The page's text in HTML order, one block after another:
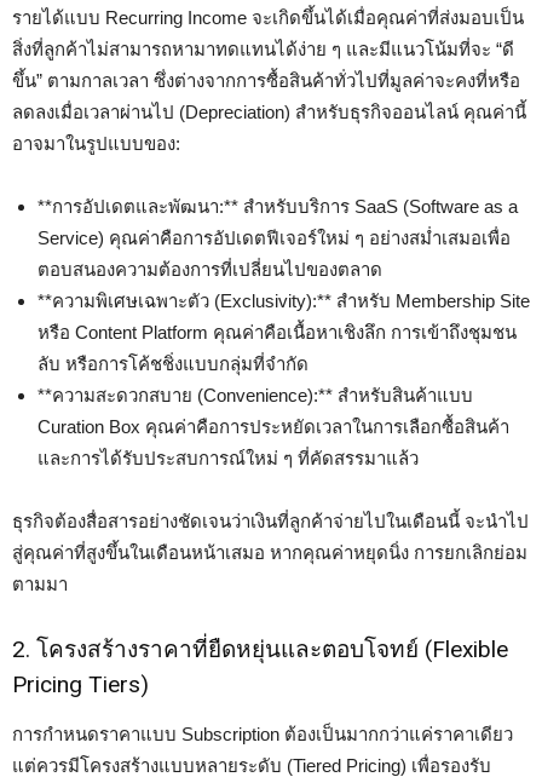
รายได้แบบ Recurring Income จะเกิดขึ้นได้เมื่อคุณค่าที่ส่งมอบเป็น
สิ่งที่ลูกค้าไม่สามารถหามาทดแทนได้ง่าย ๆ และมีแนวโน้มที่จะ “ดี
ขึ้น” ตามกาลเวลา ซึ่งต่างจากการซื้อสินค้าทั่วไปที่มูลค่าจะคงที่หรือ
ลดลงเมื่อเวลาผ่านไป (Depreciation) สำหรับธุรกิจออนไลน์ คุณค่านี้
อาจมาในรูปแบบของ:
**การอัปเดตและพัฒนา:** สำหรับบริการ SaaS (Software as a
Service) คุณค่าคือการอัปเดตฟีเจอร์ใหม่ ๆ อย่างสม่ำเสมอเพื่อ
ตอบสนองความต้องการที่เปลี่ยนไปของตลาด
**ความพิเศษเฉพาะตัว (Exclusivity):** สำหรับ Membership Site
หรือ Content Platform คุณค่าคือเนื้อหาเชิงลึก การเข้าถึงชุมชน
ลับ หรือการโค้ชชิ่งแบบกลุ่มที่จำกัด
**ความสะดวกสบาย (Convenience):** สำหรับสินค้าแบบ
Curation Box คุณค่าคือการประหยัดเวลาในการเลือกซื้อสินค้า
และการได้รับประสบการณ์ใหม่ ๆ ที่คัดสรรมาแล้ว
ธุรกิจต้องสื่อสารอย่างชัดเจนว่าเงินที่ลูกค้าจ่ายไปในเดือนนี้ จะนำไป
สู่คุณค่าที่สูงขึ้นในเดือนหน้าเสมอ หากคุณค่าหยุดนิ่ง การยกเลิกย่อม
ตามมา
2. โครงสร้างราคาที่ยืดหยุ่นและตอบโจทย์ (Flexible
Pricing Tiers)
การกำหนดราคาแบบ Subscription ต้องเป็นมากกว่าแค่ราคาเดียว
แต่ควรมีโครงสร้างแบบหลายระดับ (Tiered Pricing) เพื่อรองรับ